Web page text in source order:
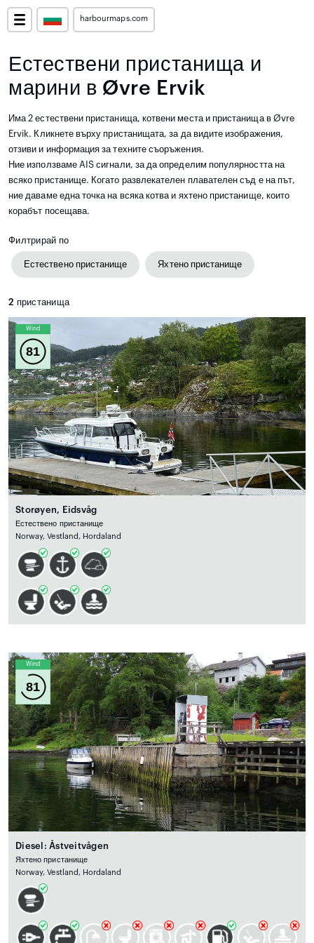
harbourmaps.com
Естествени пристанища и
марини в Øvre Ervik
Има 2 естествени пристанища, котвени места и пристанища в Øvre
Ervik. Кликнете върху пристанищата, за да видите изображения,
отзиви и информация за техните съоръжения.
Ние използваме AIS сигнали, за да определим популярността на
всяко пристанище. Когато развлекателен плавателен съд е на път,
ние даваме една точка на всяка котва и яхтено пристанище, които
корабът посещава.
Филтрирай по
Естествено пристанище Яхтено пристанище
2 пристанища
Wind
81
Storøyen, Eidsvåg
Естествено пристанище
Norway, Vestland, Hordaland
Wind
81
Diesel: Åstveitvågen
Яхтено пристанище
Norway, Vestland, Hordaland